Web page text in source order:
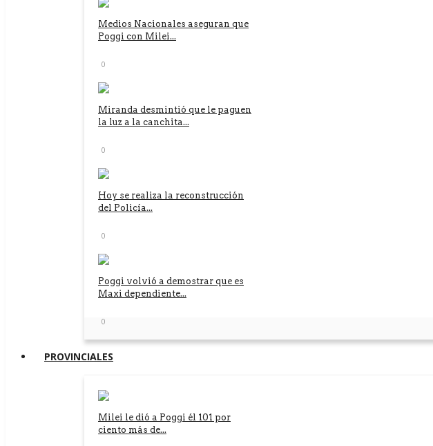
Medios Nacionales aseguran que
Poggi con Milei...
0
Miranda desmintió que le paguen
la luz a la canchita...
0
Hoy se realiza la reconstrucción
del Policía...
0
Poggi volvió a demostrar que es
Maxi dependiente...
0
PROVINCIALES
Milei le dió a Poggi él 101 por
ciento más de...